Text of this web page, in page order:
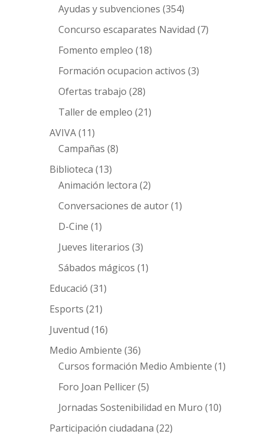
Ayudas y subvenciones (354)
Concurso escaparates Navidad (7)
Fomento empleo (18)
Formación ocupacion activos (3)
Ofertas trabajo (28)
Taller de empleo (21)
AVIVA(11)
Campañas (8)
Biblioteca (13)
Animación lectora (2)
Conversaciones de autor(1)
D-Cine (1)
Jueves literarios (3)
Sábados mágicos (1)
Educació (31)
Esports (21)
Juventud (16)
Medio Ambiente (36)
Cursos formación Medio Ambiente (1)
Foro Joan Pellicer(5)
Jornadas Sostenibilidad en Muro (10)
Participación ciudadana (22)